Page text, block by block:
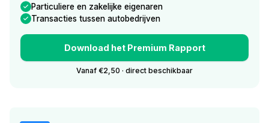
Particuliere en zakelijke eigenaren
Transacties tussen autobedrijven
Download het Premium Rapport
Vanaf €2,50 · direct beschikbaar